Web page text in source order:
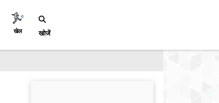
खेल खोजें